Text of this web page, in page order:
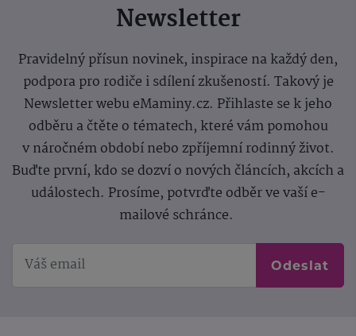
Newsletter
Pravidelný přísun novinek, inspirace na každý den,
podpora pro rodiče i sdílení zkušeností. Takový je
Newsletter webu eMaminy.cz. Přihlaste se k jeho
odběru a čtěte o tématech, které vám pomohou
v náročném období nebo zpříjemní rodinný život.
Buďte první, kdo se dozví o nových článcích, akcích a
událostech. Prosíme, potvrďte odběr ve vaší e-
mailové schránce.
Odeslat